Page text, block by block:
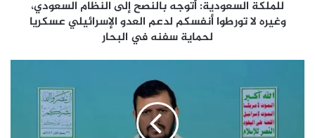
للملكة السعودية: أتوجه بالنصح إلى النظام السعودي،
وغيره لا تورطوا أنفسكم لدعم العدو الإسرائيلي عسكريا
لحماية سفنه في البحار